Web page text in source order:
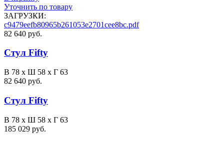
Уточнить по товару
ЗАГРУЗКИ:
c9479eefb80965b261053e2701cee8bc.pdf
82 640 руб.
Стул Fifty
В 78 x Ш 58 x Г 63
82 640 руб.
Стул Fifty
В 78 x Ш 58 x Г 63
185 029 руб.